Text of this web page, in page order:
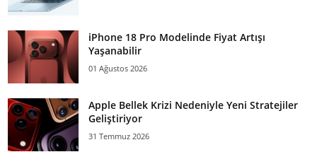
iPhone 18 Pro Modelinde Fiyat Artışı
Yaşanabilir
01 Ağustos 2026
Apple Bellek Krizi Nedeniyle Yeni Stratejiler
Geliştiriyor
31 Temmuz 2026